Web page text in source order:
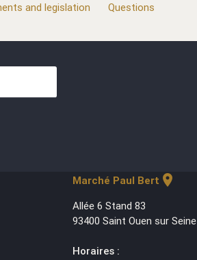
and legislation
Questions
Marché Paul Bert location_on
Allée 6 Stand 83
93400 Saint Ouen sur Seine
Horaires :